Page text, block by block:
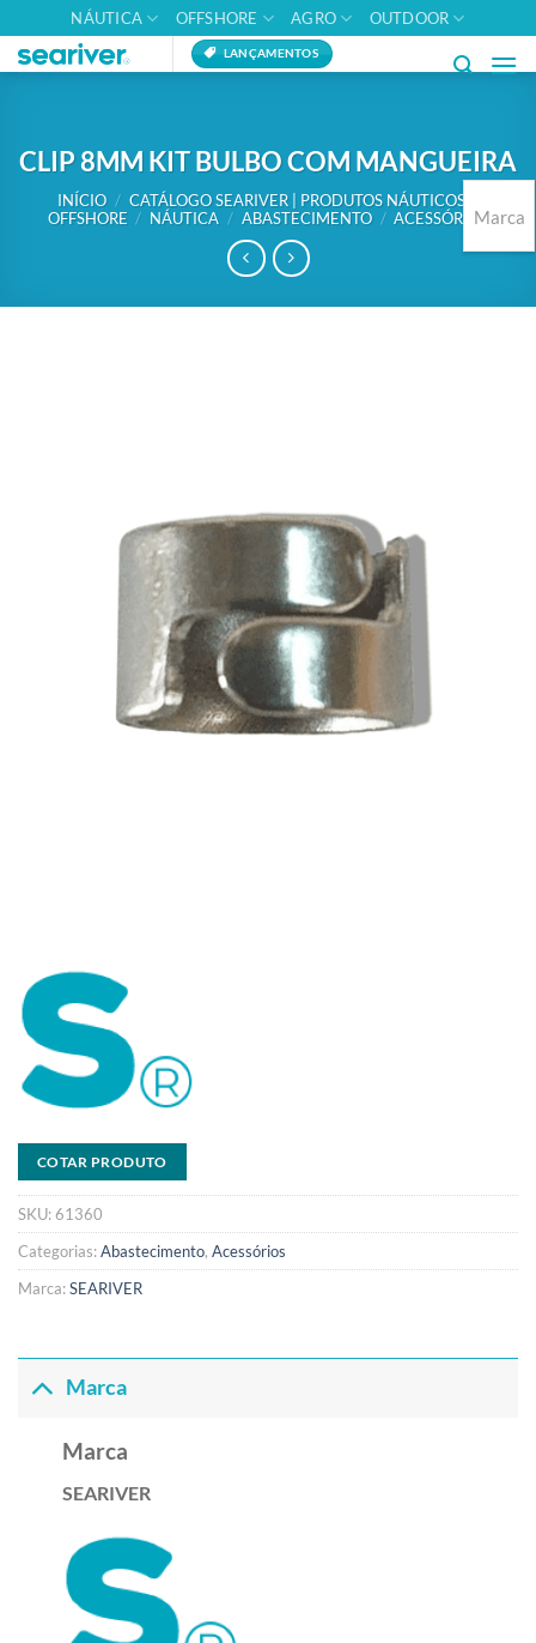
to
content
NÁUTICA OFFSHORE AGRO OUTDOOR
LANÇAMENTOS
CLIP 8MM KIT BULBO COM MANGUEIRA
INÍCIO / CATÁLOGO SEARIVER | PRODUTOS NÁUTICOS E
OFFSHORE / NÁUTICA / ABASTECIMENTO / ACESSÓRIOS
COTAR PRODUTO
SKU:61360
Categorias:Abastecimento, Acessórios
Marca:SEARIVER
Marca
Marca
SEARIVER
Marca